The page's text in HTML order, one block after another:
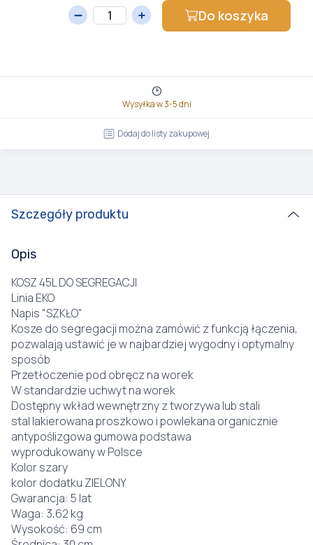
Do koszyka
Wysyłka w 3-5 dni
Dodaj do listy zakupowej
Szczegóły produktu
Opis
KOSZ 45L DO SEGREGACJI
Linia EKO
Napis "SZKŁO"
Kosze do segregacji można zamówić z funkcją łączenia,
pozwalają ustawić je w najbardziej wygodny i optymalny
sposób
Przetłoczenie pod obręcz na worek
W standardzie uchwyt na worek
Dostępny wkład wewnętrzny z tworzywa lub stali
stal lakierowana proszkowo i powlekana organicznie
antypoślizgowa gumowa podstawa
wyprodukowany w Polsce
Kolor szary
kolor dodatku ZIELONY
Gwarancja: 5 lat
Waga: 3,62 kg
Wysokość: 69 cm